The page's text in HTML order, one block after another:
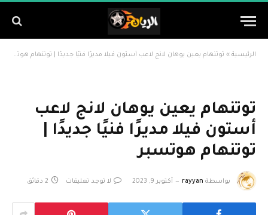
الرئيسية » توتنهام يعين يوهان لانج لاعب أستون فيلا مديرًا فنيًا جديدًا | توتنهام هوتسبر
توتنهام يعين يوهان لانج لاعب
أستون فيلا مديرًا فنيًا جديدًا |
توتنهام هوتسبر
بواسطة rayyan أكتوبر 9, 2023 لا توجد تعليقات 2 دقائق